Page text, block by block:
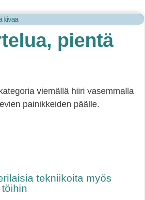
kivaa
pientä
viemällä hiiri vasemmalla
painikkeiden päälle.
tekniikoita myös